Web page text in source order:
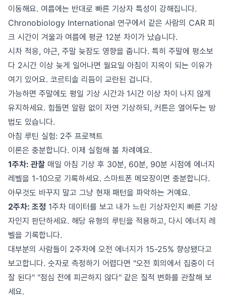
이동해요. 여름에는 반대로 빠른 기상자 특성이 강해집니다.
Chronobiology International 연구에서 같은 사람의 CAR 피
크 시간이 겨울과 여름에 평균 12분 차이가 났습니다.
시차 적응, 야근, 주말 늦잠도 영향을 줍니다. 특히 주말에 평소보
다 2시간 이상 늦게 일어나면 월요일 아침이 지옥이 되는 이유가
여기 있어요. 코르티솔 리듬이 교란된 겁니다.
가능하면 주말에도 평일 기상 시간과 1시간 이상 차이 나지 않게
유지하세요. 힘들면 알람 없이 자연 기상하되, 커튼은 열어두는 방
법도 있습니다.
아침 루틴 실험: 2주 프로젝트
이론은 충분합니다. 이제 실험해 볼 차례예요.
1주차: 관찰 매일 아침 기상 후 30분, 60분, 90분 시점에 에너지
레벨을 1-10으로 기록하세요. 스마트폰 메모장이면 충분합니다.
아무것도 바꾸지 말고 그냥 현재 패턴을 파악하는 거예요.
2주차: 조정 1주차 데이터를 보고 내가 느린 기상자인지 빠른 기상
자인지 판단하세요. 해당 유형의 루틴을 적용하고, 다시 에너지 레
벨을 기록합니다.
대부분의 사람들이 2주차에 오전 에너지가 15-25% 향상됐다고
보고합니다. 숫자로 측정하기 어렵다면 "오전 회의에서 집중이 더
잘 된다" "점심 전에 피곤하지 않다" 같은 질적 변화를 관찰해 보
세요.